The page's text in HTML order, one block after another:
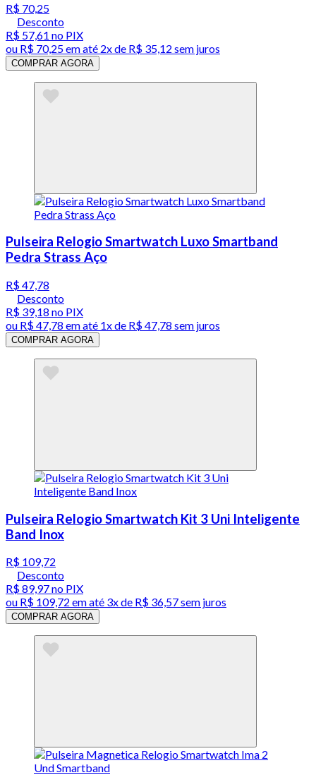
R$ 70,25
Desconto
R$ 57,61 no PIX
ou R$ 70,25em até 2x de R$ 35,12 sem juros
COMPRAR AGORA
Pulseira Relogio Smartwatch Luxo Smartband
Pedra Strass Aço
R$ 47,78
Desconto
R$ 39,18 no PIX
ou R$ 47,78 em até 1x de R$ 47,78 sem juros
COMPRAR AGORA
Pulseira Relogio Smartwatch Kit 3 Uni Inteligente
Band Inox
R$ 109,72
Desconto
R$ 89,97no PIX
ou R$ 109,72 em até 3x de R$ 36,57 sem juros
COMPRAR AGORA